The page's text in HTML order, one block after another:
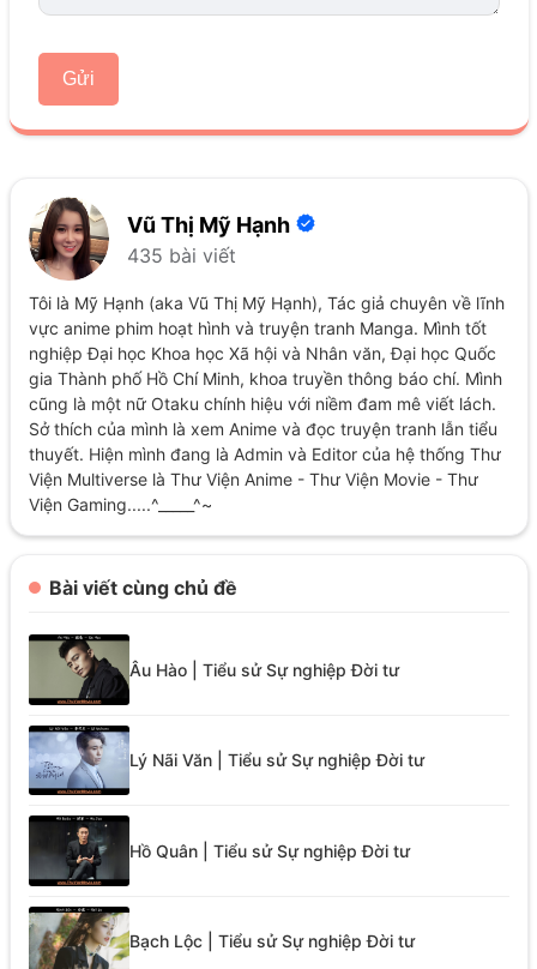
Vũ Thị Mỹ Hạnh
435 bài viết
Tôi là Mỹ Hạnh (aka Vũ Thị Mỹ Hạnh), Tác giả chuyên về lĩnh
vực anime phim hoạt hình và truyện tranh Manga. Mình tốt
nghiệp Đại học Khoa học Xã hội và Nhân văn, Đại học Quốc
gia Thành phố Hồ Chí Minh, khoa truyền thông báo chí. Mình
cũng là một nữ Otaku chính hiệu với niềm đam mê viết lách.
Sở thích của mình là xem Anime và đọc truyện tranh lẫn tiểu
thuyết. Hiện mình đang là Admin và Editor của hệ thống Thư
Viện Multiverse là Thư Viện Anime - Thư Viện Movie - Thư
Viện Gaming.....^_____^~
Bài viết cùng chủ đề
Âu Hào | Tiểu sử Sự nghiệp Đời tư
Lý Nãi Văn | Tiểu sử Sự nghiệp Đời tư
Hồ Quân | Tiểu sử Sự nghiệp Đời tư
Bạch Lộc | Tiểu sử Sự nghiệp Đời tư
Gửi